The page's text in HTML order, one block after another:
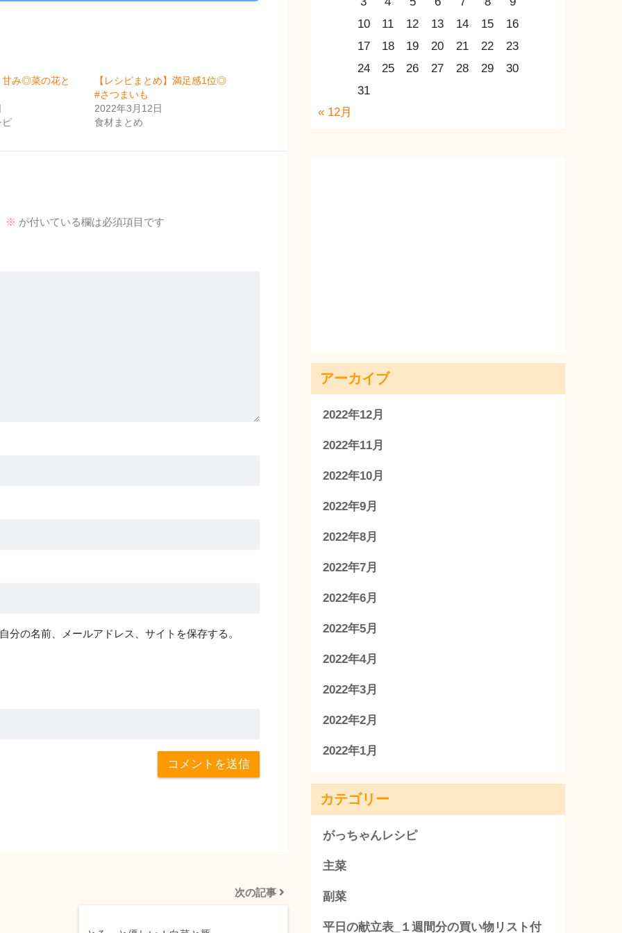
甘み◎菜の花と
ピ
【レシピまとめ】満足感1位◎
#さつまいも
2022年3月12日
食材まとめ
※ が付いている欄は必須項目です
の名前、メールアドレス、サイトを保存する。
次の記事
10
11 12 13 14 15
16
17
18 19 20 21 22
23
24
25 26 27 28 29
30
31
« 12月
アーカイブ
2022年12月
2022年11月
2022年10月
2022年9月
2022年8月
2022年7月
2022年6月
2022年5月
2022年4月
2022年3月
2022年2月
2022年1月
カテゴリー
がっちゃんレシピ
主菜
副菜
平日の献立表_１週間分の買い物リスト付